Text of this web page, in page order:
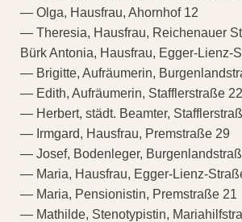
— Olga, Hausfrau, Ahornhof 12
— Theresia, Hausfrau, Reichenauer
Bürk Antonia, Hausfrau, Egger-Lienz-
— Brigitte, Aufräumerin,
— Edith, Aufräumerin, Stafflerstraße 22
— Herbert, städt. Beamter,
— Irmgard, Hausfrau, Premstraße 29
— Josef, Bodenleger,
— Maria, Hausfrau, Egger-Lienz-
— Maria, Pensionistin, Premstraße 21
— Mathilde, Stenotypistin,